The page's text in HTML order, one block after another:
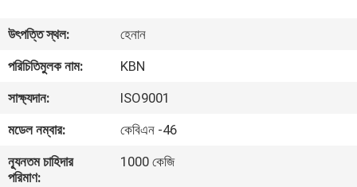
আমাদের
সম্পর্কে
কারখানা
ভ্রমণ
উৎপত্তি স্থল:
হেনান
পরিচিতিমুলক নাম:
KBN
সাক্ষ্যদান:
ISO9001
মডেল নম্বার:
কেবিএন -46
ন্যূনতম চাহিদার
পরিমাণ:
1000 কেজি